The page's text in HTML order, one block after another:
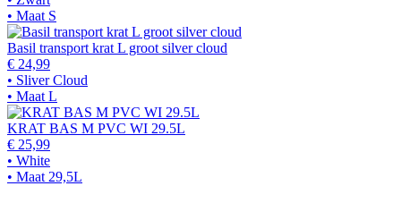
• Maat S
Basil transport krat L groot silver cloud
€ 24,99
• Sliver Cloud
• Maat L
KRAT BAS M PVC WI 29.5L
€ 25,99
• White
• Maat 29,5L